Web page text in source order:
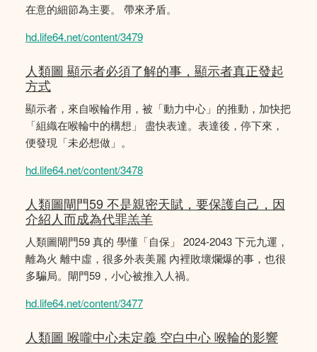
在意的細節為主要。 帶來矛盾。
hd.life64.net/content/3479
人類圖 顯示者必須了解的事，顯示者真正發起
方式
顯示者，來自喉輪作用，被「動力中心」的推動，加快把
「組織在喉輪中的構想」 盡快表達。表達後，停下來，
便發現「未必想做」。
hd.life64.net/content/3478
人類圖閘門59 不是親密天賦，要保護自己，因
介紹人而成為代罪羔羊
人類圖閘門59 真的 學懂「自保」 2024-2043 下元九運，
離為火 離中虛，很多外表美麗 內裡敗壞爛爆的事，也很
多騙局。閘門59，小心被推入人禍。
hd.life64.net/content/3477
人類圖 喉嚨中心未定義 空白中心 喉輪的影響